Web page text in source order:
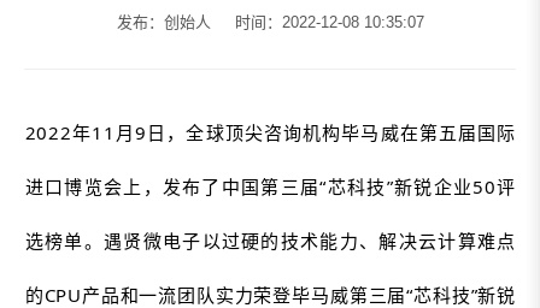
发布：创始人 时间：2022-12-08 10:35:07
2022年11月9日，全球顶尖咨询机构毕马威在第五届国际
进口博览会上，发布了中国第三届“芯科技”新锐企业50评
选榜单。遇贤微电子以过硬的技术能力、解决云计算难点
的CPU产品和一流团队实力荣登毕马威第三届“芯科技”新锐